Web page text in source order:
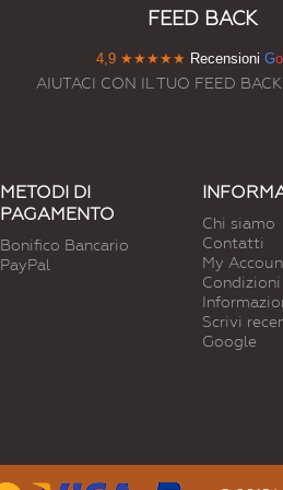
FEED BACK
4,9 ★★★★★ Recensioni Go
AIUTACI CON IL TUO FEED
METODI DI
PAGAMENTO
Bonifico Bancario
PayPal
Chi siamo
Contatti
My
Scrivi
Google